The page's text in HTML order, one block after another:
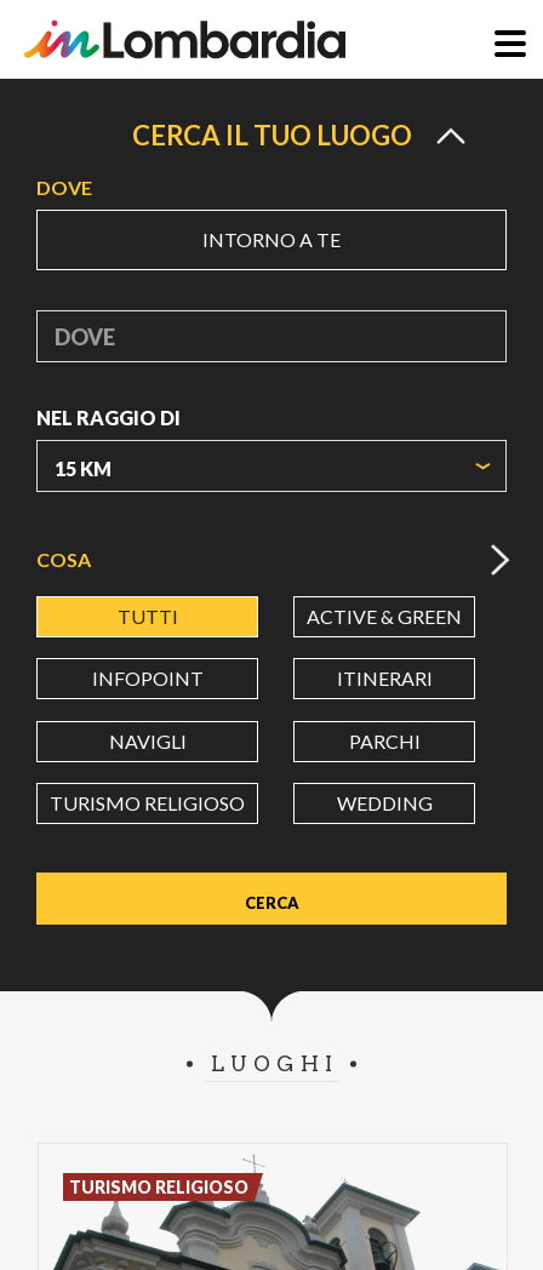
principale
CERCA IL TUO LUOGO
DOVE
INTORNO A TE
DOVE
NEL RAGGIO DI
LATITUDINE
LONGITUDINE
Value in decimal degrees. Use dot (.) as decimal separator.
COSA
TUTTI ACTIVE & GREEN
INFOPOINT ITINERARI
NAVIGLI PARCHI
TURISMO RELIGIOSO WEDDING
LUOGHI
TURISMO RELIGIOSO